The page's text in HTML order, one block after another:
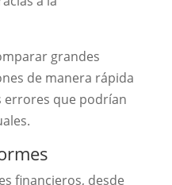
grandes
de manera rápida
errores que podrían
financieros, desde